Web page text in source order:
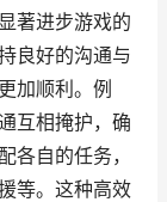
著进步游戏的
良好的沟通与
加顺利。例
互相掩护，确
各自的任务，
等。这种高效